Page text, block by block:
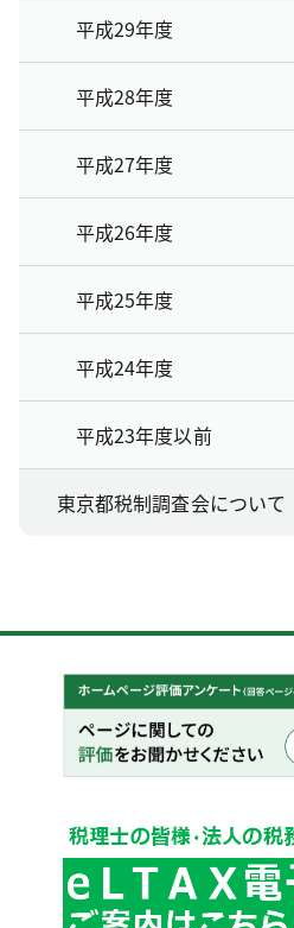
平成29年度
平成28年度
平成27年度
平成26年度
平成25年度
平成24年度
平成23年度以前
東京都税制調査会について